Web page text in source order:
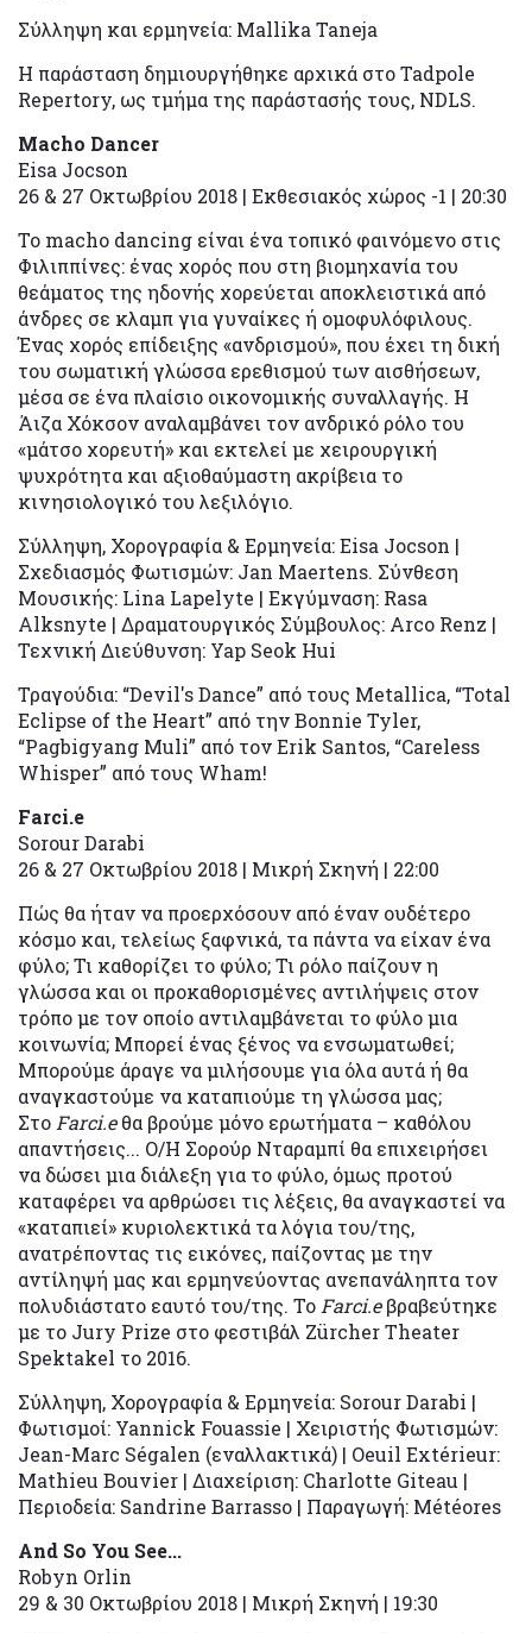
Σύλληψη και ερμηνεία: Mallika Taneja
Η παράσταση δημιουργήθηκε αρχικά στο Tadpole
Repertory, ως τμήμα της παράστασής τους, NDLS.
Macho Dancer
Eisa Jocson
26 & 27 Οκτωβρίου 2018 | Εκθεσιακός χώρος -1 | 20:30
Το macho dancing είναι ένα τοπικό φαινόμενο στις
Φιλιππίνες: ένας χορός που στη βιομηχανία του
θεάματος της ηδονής χορεύεται αποκλειστικά από
άνδρες σε κλαμπ για γυναίκες ή ομοφυλόφιλους.
Ένας χορός επίδειξης «ανδρισμού», που έχει τη δική
του σωματική γλώσσα ερεθισμού των αισθήσεων,
μέσα σε ένα πλαίσιο οικονομικής συναλλαγής. Η
Άιζα Χόκσον αναλαμβάνει τον ανδρικό ρόλο του
«μάτσο χορευτή» και εκτελεί με χειρουργική
ψυχρότητα και αξιοθαύμαστη ακρίβεια το
κινησιολογικό του λεξιλόγιο.
Σύλληψη, Χορογραφία & Ερμηνεία: Eisa Jocson |
Σχεδιασμός Φωτισμών: Jan Maertens. Σύνθεση
Μουσικής: Lina Lapelyte | Εκγύμναση: Rasa
Alksnyte | Δραματουργικός Σύμβουλος: Arco Renz |
Τεχνική Διεύθυνση: Yap Seok Hui
Τραγούδια: “Devil's Dance” από τους Metallica, “Total
Eclipse of the Heart” από την Bonnie Tyler,
“Pagbigyang Muli” από τον Erik Santos, “Careless
Whisper” από τους Wham!
Farci.e
Sorour Darabi
26 & 27 Οκτωβρίου 2018 | Μικρή Σκηνή | 22:00
Πώς θα ήταν να προερχόσουν από έναν ουδέτερο
κόσμο και, τελείως ξαφνικά, τα πάντα να είχαν ένα
φύλο; Τι καθορίζει το φύλο; Τι ρόλο παίζουν η
γλώσσα και οι προκαθορισμένες αντιλήψεις στον
τρόπο με τον οποίο αντιλαμβάνεται το φύλο μια
κοινωνία; Μπορεί ένας ξένος να ενσωματωθεί;
Μπορούμε άραγε να μιλήσουμε για όλα αυτά ή θα
αναγκαστούμε να καταπιούμε τη γλώσσα μας;
ΣτοFarci.eθα βρούμε μόνο ερωτήματα – καθόλου
απαντήσεις... Ο/Η Σορούρ Νταραμπί θα επιχειρήσει
να δώσει μια διάλεξη για το φύλο, όμως προτού
καταφέρει να αρθρώσει τις λέξεις, θα αναγκαστεί να
«καταπιεί» κυριολεκτικά τα λόγια του/της,
ανατρέποντας τις εικόνες, παίζοντας με την
αντίληψή μας και ερμηνεύοντας ανεπανάληπτα τον
πολυδιάστατο εαυτό του/της. ΤοFarci.eβραβεύτηκε
με το Jury Prize στο φεστιβάλ Zürcher Theater
Spektakel το 2016.
Σύλληψη, Χορογραφία & Ερμηνεία: Sorour Darabi |
Φωτισμοί: Yannick Fouassie | Χειριστής Φωτισμών:
Jean-Marc Ségalen (εναλλακτικά) | Oeuil Extérieur:
Mathieu Bouvier | Διαχείριση: Charlotte Giteau |
Περιοδεία: Sandrine Barrasso | Παραγωγή: Météores
And So You See...
Robyn Orlin
29 & 30 Οκτωβρίου 2018 | Μικρή Σκηνή | 19:30